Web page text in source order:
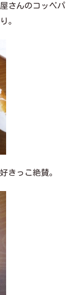
さんのコッペパ
。
きっこ絶賛。